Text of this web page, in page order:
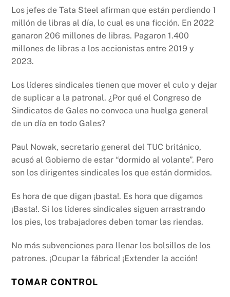
Los jefes de Tata Steel afirman que están perdiendo 1
millón de libras al día, lo cual es una ficción. En 2022
ganaron 206 millones de libras. Pagaron 1.400
millones de libras a los accionistas entre 2019 y
2023.
Los líderes sindicales tienen que mover el culo y dejar
de suplicar a la patronal. ¿Por qué el Congreso de
Sindicatos de Gales no convoca una huelga general
de un día en todo Gales?
Paul Nowak, secretario general del TUC británico,
acusó al Gobierno de estar “dormido al volante”. Pero
son los dirigentes sindicales los que están dormidos.
Es hora de que digan ¡basta!. Es hora que digamos
¡Basta!. Si los líderes sindicales siguen arrastrando
los pies, los trabajadores deben tomar las riendas.
No más subvenciones para llenar los bolsillos de los
patrones. ¡Ocupar la fábrica! ¡Extender la acción!
TOMAR CONTROL